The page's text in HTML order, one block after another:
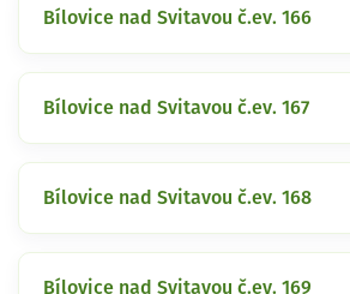
Bílovice nad Svitavou č.ev. 166
Bílovice nad Svitavou č.ev. 167
Bílovice nad Svitavou č.ev. 168
Bílovice nad Svitavou č.ev. 169